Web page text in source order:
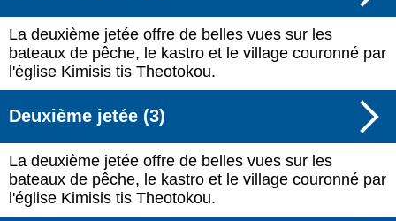
La deuxième jetée offre de belles vues sur les
bateaux de pêche, le kastro et le village couronné par
l'église Kimisis tis Theotokou.
Deuxième jetée (3)
La deuxième jetée offre de belles vues sur les
bateaux de pêche, le kastro et le village couronné par
l'église Kimisis tis Theotokou.